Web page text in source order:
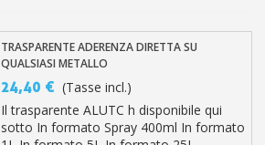
TRASPARENTE ADERENZA DIRETTA SU
QUALSIASI METALLO
24,40 € (Tasse incl.)
Il trasparente ALUTC h disponibile qui
sotto In formato Spray 400ml In formato